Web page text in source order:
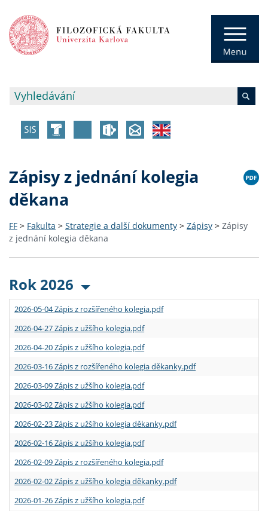
Zápisy z jednání kolegia
děkana
FF > Fakulta > Strategie a další dokumenty > Zápisy > Zápisy
z jednání kolegia děkana
Rok 2026
2026-05-04 Zápis z rozšířeného kolegia.pdf
2026-04-27 Zápis z užšího kolegia.pdf
2026-04-20 Zápis z užšího kolegia.pdf
2026-03-16 Zápis z rozšířeného kolegia děkanky.pdf
2026-03-09 Zápis z užšího kolegia.pdf
2026-03-02 Zápis z užšího kolegia.pdf
2026-02-23 Zápis z užšího kolegia děkanky.pdf
2026-02-16 Zápis z užšího kolegia.pdf
2026-02-09 Zápis z rozšířeného kolegia.pdf
2026-02-02 Zápis z užšího kolegia děkanky.pdf
2026-01-26 Zápis z užšího kolegia.pdf